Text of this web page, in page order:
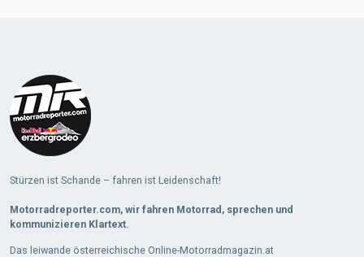
Stürzen ist Schande – fahren ist Leidenschaft!
Motorradreporter.com, wir fahren Motorrad, sprechen und
kommunizieren Klartext.
Das leiwande österreichische Online-Motorradmagazin.at